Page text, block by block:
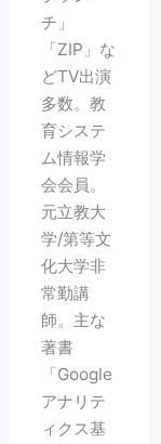
チ」
「ZIP」な
どTV出演
多数。教
育システ
ム情報学
会会員。
元立教大
学/第等文
化大学非
常勤講
師。主な
著書
「Google
アナリテ
ィクス基